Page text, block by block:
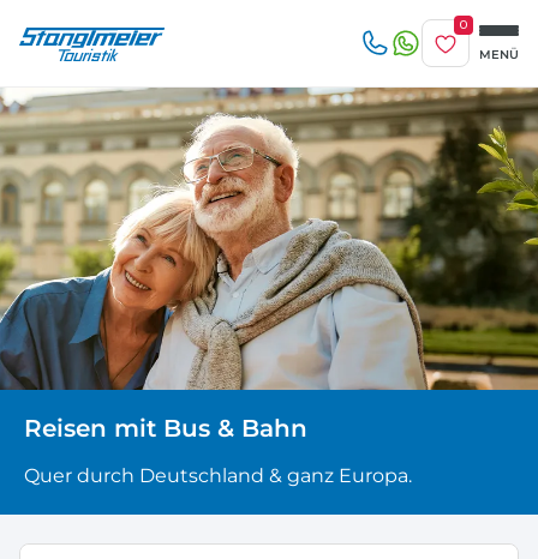
0
MENÜ
Merkliste
Reise/n auf deiner Merkliste
Keine Reisen auf der Merkliste
Zuletzt angesehen
Keine Reisen bislang angesehen
Reisen mit Bus & Bahn
Quer durch Deutschland & ganz Europa.
beliebig 1-3 Tage 4-7 Tage
8 Tage und mehr
Erwachsene
Kinder